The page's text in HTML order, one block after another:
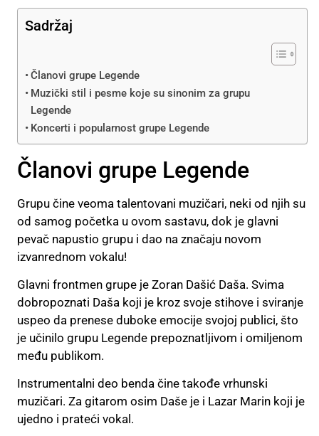
Sadržaj
Članovi grupe Legende
Muzički stil i pesme koje su sinonim za grupu
Legende
Koncerti i popularnost grupe Legende
Članovi grupe Legende
Grupu čine veoma talentovani muzičari, neki od njih su
od samog početka u ovom sastavu, dok je glavni
pevač napustio grupu i dao na značaju novom
izvanrednom vokalu!
Glavni frontmen grupe je Zoran Dašić Daša. Svima
dobropoznati Daša koji je kroz svoje stihove i sviranje
uspeo da prenese duboke emocije svojoj publici, što
je učinilo grupu Legende prepoznatljivom i omiljenom
među publikom.
Instrumentalni deo benda čine takođe vrhunski
muzičari. Za gitarom osim Daše je i Lazar Marin koji je
ujedno i prateći vokal.